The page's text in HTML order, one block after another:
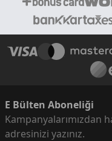
E Bülten Aboneliği
Kampanyalarımızdan
adresinizi yazınız.